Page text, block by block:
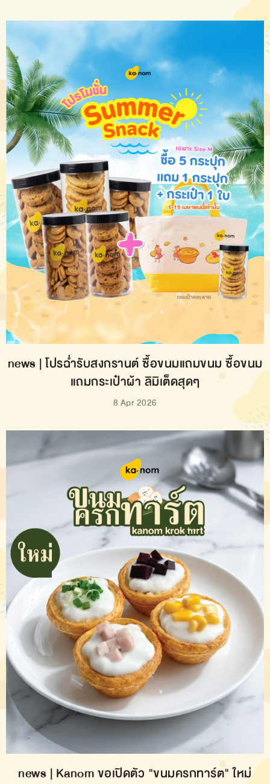
news | โปรฉ่ำรับสงกรานต์ ซื้อขนมแถมขนม ซื้อขนม
แถมกระเป๋าผ้า ลิมิเต็ดสุดๆ
8 Apr 2026
news | Kanom ขอเปิดตัว "ขนมครกทาร์ต" ใหม่